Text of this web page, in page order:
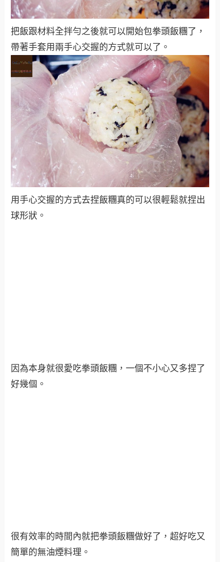
把飯跟材料全拌勻之後就可以開始包拳頭飯糰了，
帶著手套用兩手心交握的方式就可以了。
用手心交握的方式去捏飯糰真的可以很輕鬆就捏出
球形狀。
因為本身就很愛吃拳頭飯糰，一個不小心又多捏了
好幾個。
很有效率的時間內就把拳頭飯糰做好了，超好吃又
簡單的無油煙料理。